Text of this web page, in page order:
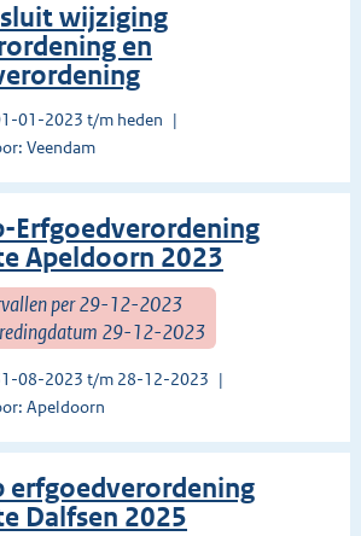
wijziging
en
01-2023 t/m heden
Veendam
Erfgoedverordening
Apeldoorn 2023
per 29-12-2023
29-12-2023
08-2023 t/m 28-12-2023
Apeldoorn
erfgoedverordening
Dalfsen 2025